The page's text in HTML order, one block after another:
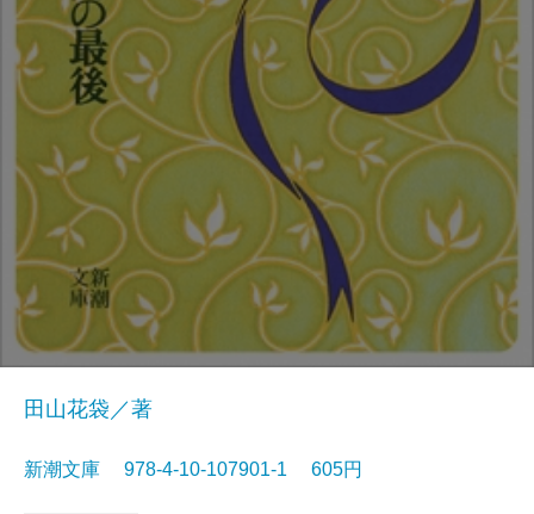
田山花袋／著
新潮文庫 978-4-10-107901-1 605円